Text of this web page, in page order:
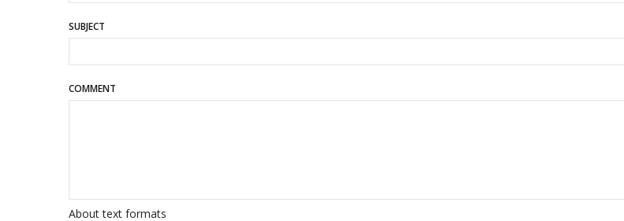
SUBJECT
COMMENT
About text formats